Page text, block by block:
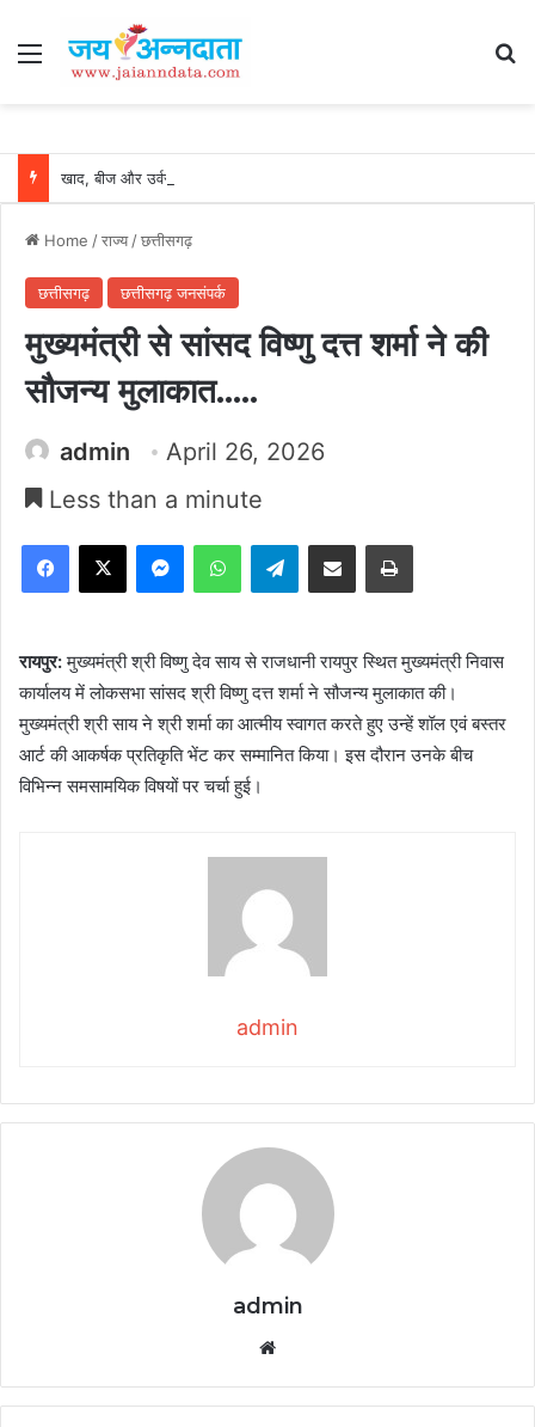
Menu
Home /राज्य/छत्तीसगढ़
छत्तीसगढ़ छत्तीसगढ़ जनसंपर्क
मुख्यमंत्री से सांसद विष्णु दत्त शर्मा ने की
सौजन्य मुलाकात…..
admin
April 26, 2026
Less than a minute
Facebook
X MessengerWhatsAppTelegramShare via Email Print
रायपुर:मुख्यमंत्री श्री विष्णु देव साय से राजधानी रायपुर स्थित मुख्यमंत्री निवास
कार्यालय में लोकसभा सांसद श्री विष्णु दत्त शर्मा ने सौजन्य मुलाकात की।
मुख्यमंत्री श्री साय ने श्री शर्मा का आत्मीय स्वागत करते हुए उन्हें शॉल एवं बस्तर
आर्ट की आकर्षक प्रतिकृति भेंट कर सम्मानित किया। इस दौरान उनके बीच
विभिन्न समसामयिक विषयों पर चर्चा हुई।
admin
admin